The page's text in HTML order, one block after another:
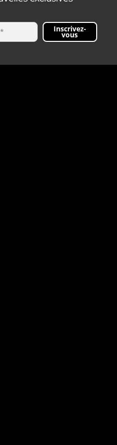
Inscrivez-
vous